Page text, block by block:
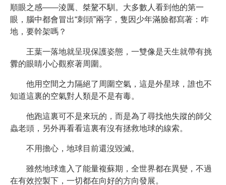
順眼之感——淩厲、桀驁不馴。大多數人看到他的第一
眼，腦中都會冒出“刺頭”兩字，隻因少年滿臉都寫著：咋
地，要幹架嗎？
王葉一落地就呈現保護姿態，一雙像是天生就帶有挑
釁的眼睛小心觀察著周圍。
他用空間之力隔絕了周圍空氣，這是外星球，誰也不
知道這裏的空氣對人類是不是有毒。
他跑這裏可不是來玩的，而是為了尋找他失蹤的師父
蟲老頭，另外再看看這裏有沒有拯救地球的線索。
不用擔心，地球目前還沒毀滅。
雖然地球進入了能量複蘇期，全世界都在異變，不過
在有效控製下，一切都在向好的方向發展。